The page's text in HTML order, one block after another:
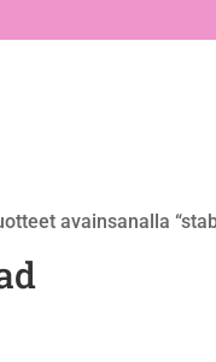
avainsanalla